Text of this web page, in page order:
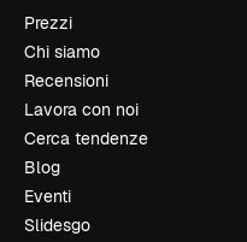
Prezzi
Chi siamo
Recensioni
Lavora con noi
Cerca tendenze
Blog
Eventi
Slidesgo